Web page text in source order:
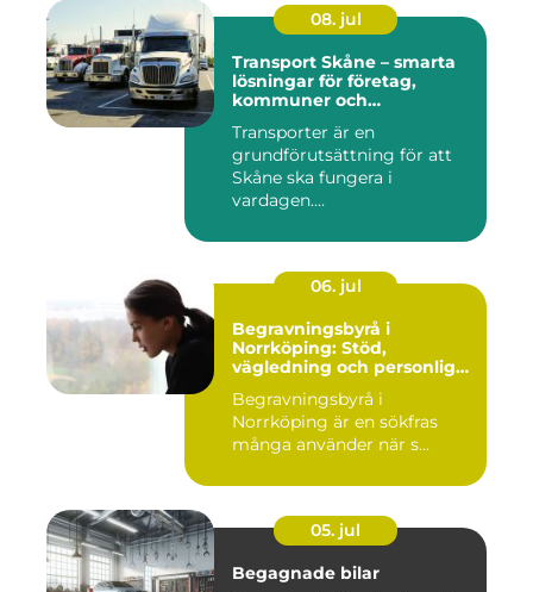
08. jul
Transport Skåne – smarta
lösningar för företag,
kommuner och
Transporter är en
grundförutsättning för att
Skåne ska fungera i
vardagen....
06. jul
Begravningsbyrå i
Norrköping: Stöd,
vägledning och personliga
Begravningsbyrå i
Norrköping är en sökfras
många använder när s...
05. jul
Begagnade bilar